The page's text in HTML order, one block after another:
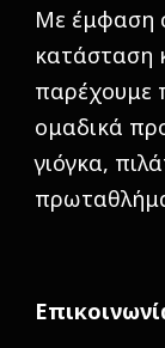
Με έμφαση
κατάσταση
παρέχουμε
ομαδικά
γιόγκα,